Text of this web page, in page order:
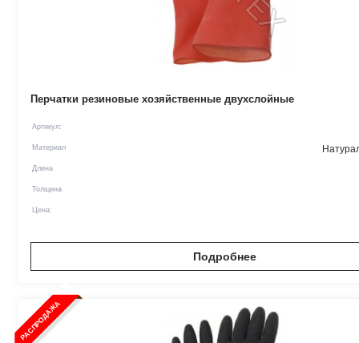
Перчатки резиновые хозяйственные двухслойные
Артикул:
Материал
Длина
Толщина
Цена:
Подробнее
РАСПРОДАЖА